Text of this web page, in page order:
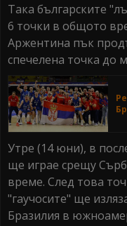
Така българските
6 точки в общото
Аржентина пък
спечелена точка до
Утре (14 юни), в
ще играе срещу
време. След това
"гаучосите" ще
Бразилия в